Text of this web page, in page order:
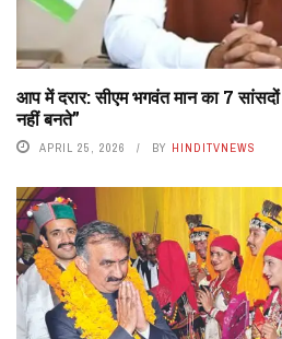
आप में दरार: सीएम भगवंत मान का 7
नहीं बनते”
APRIL 25, 2026 BY HINDITVNEWS